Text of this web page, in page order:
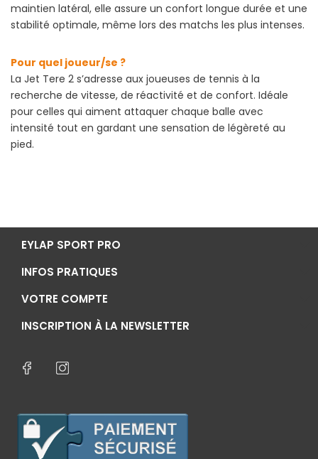
maintien latéral, elle assure un confort longue durée et une
stabilité optimale, même lors des matchs les plus intenses.
Pour quel joueur/se ?
La Jet Tere 2 s’adresse aux joueuses de tennis à la
recherche de vitesse, de réactivité et de confort. Idéale
pour celles qui aiment attaquer chaque balle avec
intensité tout en gardant une sensation de légèreté au
pied.
EYLAP SPORT PRO
INFOS PRATIQUES
VOTRE COMPTE
INSCRIPTION À LA NEWSLETTER